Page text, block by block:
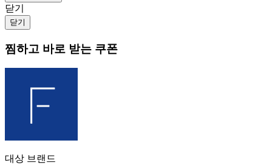
닫기
닫기
찜하고 바로 받는 쿠폰
대상 브랜드